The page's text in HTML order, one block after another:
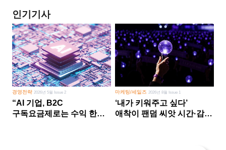
인기기사
경영전략2026년 5월 Issue 2
“AI 기업, B2C
구독요금제로는 수익 한계
마케팅/세일즈 2026년 8월 Issue 1
‘내가 키워주고 싶다’
애착이 팬덤 씨앗 시간·감정